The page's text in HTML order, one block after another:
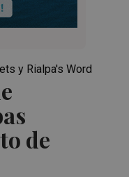
de
y Rialpa's Word